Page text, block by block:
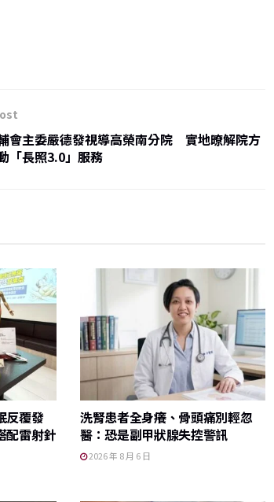
會主委嚴德發視導高榮南分院 實地暸解院方
「長照3.0」服務
反覆發
配雷射針
洗腎患者全身癢、骨頭痛別輕忽
醫：恐是副甲狀腺失控警訊
2026 年 8 月 6 日